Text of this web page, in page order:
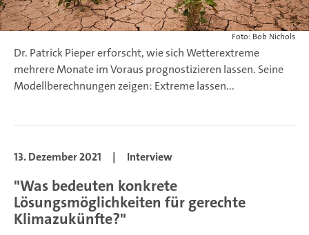
Foto: Bob Nichols
Dr. Patrick Pieper erforscht, wie sich Wetterextreme
mehrere Monate im Voraus prognostizieren lassen. Seine
Modellberechnungen zeigen: Extreme lassen...
13. Dezember 2021 | Interview
"Was bedeuten konkrete
Lösungsmöglichkeiten für gerechte
Klimazukünfte?"